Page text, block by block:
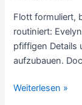
Flott formuliert,
routiniert:
pfiffigen Details
aufzubauen.
Lese-
Weiterlesen »